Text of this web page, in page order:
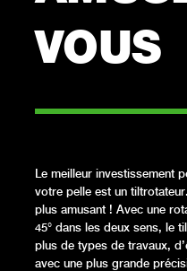
VOUS
Le meilleur investissement
votre pelle est un
plus amusant ! Avec une
45° dans les deux sens, le
plus de types de travaux,
avec une plus grande